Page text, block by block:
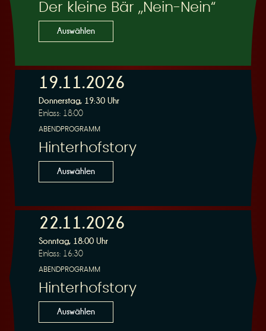
i
e
r
u
Der kleine Bär „Nein-Nein“
Auswählen
19.11.2026
Donnerstag, 19:30 Uhr
Einlass: 18:00
ABENDPROGRAMM
Hinterhofstory
Auswählen
22.11.2026
Sonntag, 18:00 Uhr
Einlass: 16:30
ABENDPROGRAMM
Hinterhofstory
Auswählen